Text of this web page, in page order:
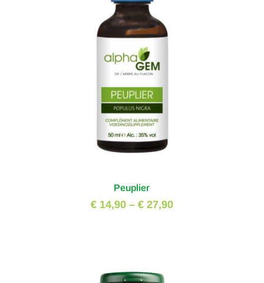
Peuplier
€ 14,90– € 27,90